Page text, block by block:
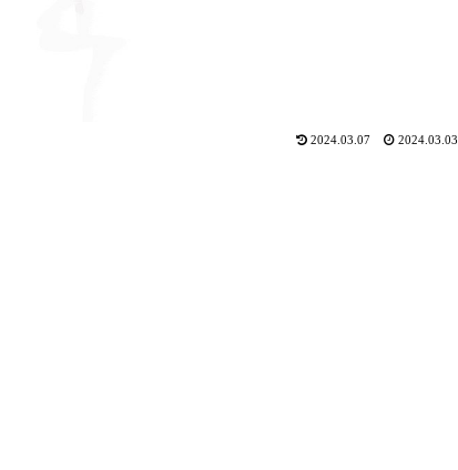
2024.03.07 2024.03.03